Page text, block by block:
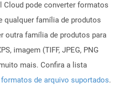
Cloud pode converter formatos
qualquer família de produtos
outra família de produtos para
imagem (TIFF, JPEG, PNG
mais. Confira a lista
formatos de arquivo suportados.